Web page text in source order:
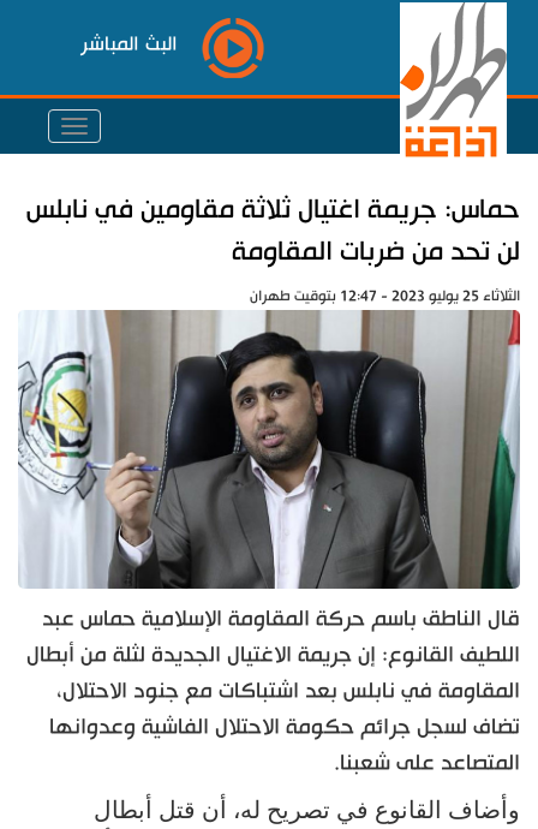
البث المباشر
حماس: جريمة اغتيال ثلاثة مقاومين في نابلس
لن تحد من ضربات المقاومة
الثلاثاء 25 يوليو 2023 - 12:47 بتوقيت طهران
قال الناطق باسم حركة المقاومة الإسلامية حماس عبد
اللطيف القانوع: إن جريمة الاغتيال الجديدة لثلة من أبطال
المقاومة في نابلس بعد اشتباكات مع جنود الاحتلال،
تضاف لسجل جرائم حكومة الاحتلال الفاشية وعدوانها
المتصاعد على شعبنا.
وأضاف القانوع في تصريح له، أن قتل أبطال